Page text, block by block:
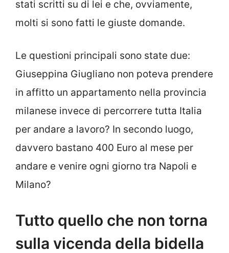
stati scritti su di lei e che, ovviamente,
molti si sono fatti le giuste domande.
Le questioni principali sono state due:
Giuseppina Giugliano non poteva prendere
in affitto un appartamento nella provincia
milanese invece di percorrere tutta Italia
per andare a lavoro? In secondo luogo,
davvero bastano 400 Euro al mese per
andare e venire ogni giorno tra Napoli e
Milano?
Tutto quello che non torna
sulla vicenda della bidella